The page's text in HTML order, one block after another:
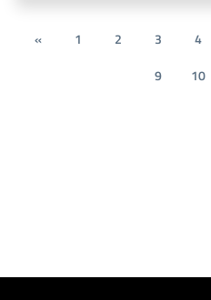
« 1 2 3 4
9
10